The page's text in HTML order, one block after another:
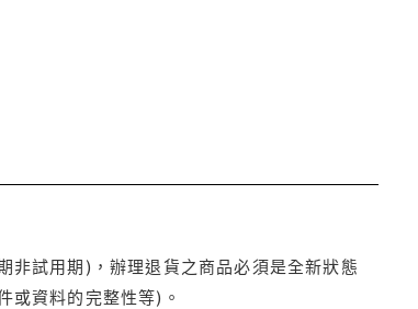
試用期)，辦理退貨之商品必須是全新狀態
或資料的完整性等)。